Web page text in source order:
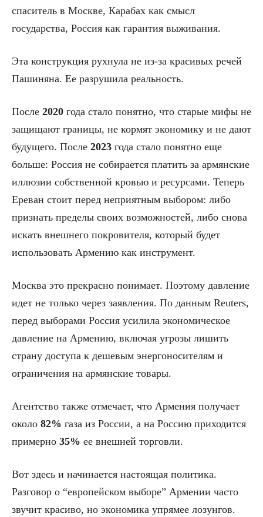
спаситель в Москве, Карабах как смысл
государства, Россия как гарантия выживания.
Эта конструкция рухнула не из-за красивых речей
Пашиняна. Ее разрушила реальность.
После 2020 года стало понятно, что старые мифы не
защищают границы, не кормят экономику и не дают
будущего. После 2023 года стало понятно еще
больше: Россия не собирается платить за армянские
иллюзии собственной кровью и ресурсами. Теперь
Ереван стоит перед неприятным выбором: либо
признать пределы своих возможностей, либо снова
искать внешнего покровителя, который будет
использовать Армению как инструмент.
Москва это прекрасно понимает. Поэтому давление
идет не только через заявления. По данным Reuters,
перед выборами Россия усилила экономическое
давление на Армению, включая угрозы лишить
страну доступа к дешевым энергоносителям и
ограничения на армянские товары.
Агентство также отмечает, что Армения получает
около 82% газа из России, а на Россию приходится
примерно 35% ее внешней торговли.
Вот здесь и начинается настоящая политика.
Разговор о “европейском выборе” Армении часто
звучит красиво, но экономика упрямее лозунгов.